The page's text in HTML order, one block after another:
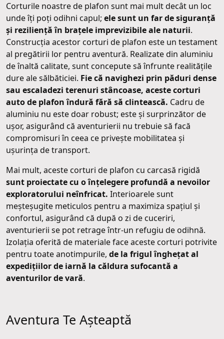
Corturile noastre de plafon sunt mai mult decât un loc
unde îți poți odihni capul; ele sunt un far de siguranță
și reziliență în brațele imprevizibile ale naturii.
Construcția acestor corturi de plafon este un testament
al pregătirii lor pentru aventură. Realizate din aluminiu
de înaltă calitate, sunt concepute să înfrunte realitățile
dure ale sălbăticiei. Fie că navighezi prin păduri dense
sau escaladezi terenuri stâncoase, aceste corturi
auto de plafon îndură fără să clintească. Cadru de
aluminiu nu este doar robust; este și surprinzător de
ușor, asigurând că aventurierii nu trebuie să facă
compromisuri în ceea ce privește mobilitatea și
ușurința de transport.
Mai mult, aceste corturi de plafon cu carcasă rigidă
sunt proiectate cu o înțelegere profundă a nevoilor
exploratorului neînfricat. Interioarele sunt
meșteșugite meticulos pentru a maximiza spațiul și
confortul, asigurând că după o zi de cuceriri,
aventurierii se pot retrage într-un refugiu de odihnă.
Izolația oferită de materiale face aceste corturi potrivite
pentru toate anotimpurile, de la frigul înghețat al
expedițiilor de iarnă la căldura sufocantă a
aventurilor de vară.
Aventura Te Așteaptă